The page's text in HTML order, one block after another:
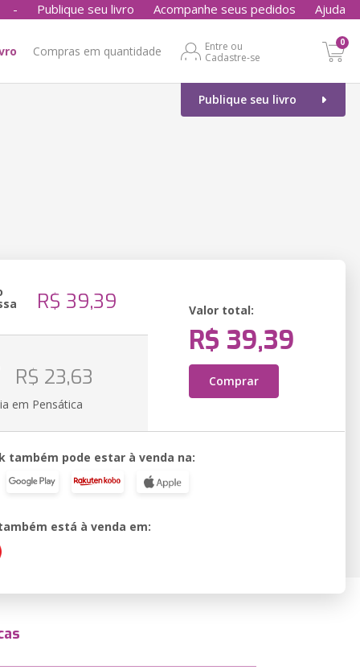
- Publique seu livro Acompanhe seus pedidos Ajuda
Compras em quantidade
Entre ou
Cadastre-se
0
Publique seu livro
R$ 39,39 Valor total:
R$ 39,39
Comprar
R$ 23,63
em Pensática
também pode estar à venda na:
está à venda em: